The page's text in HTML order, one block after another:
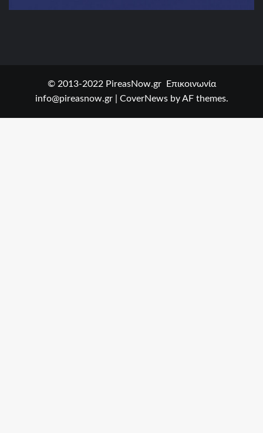
© 2013-2022 PireasNow.gr Επικοινωνία
info@pireasnow.gr
CoverNewsby AF themes.